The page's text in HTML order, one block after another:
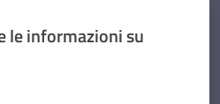
le informazioni su